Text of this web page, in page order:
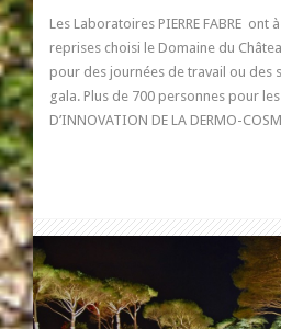
Les Laboratoires PIERRE FABRE ont
reprises choisi le Domaine du
pour des journées de travail ou des
gala. Plus de 700 personnes pour les
D’INNOVATION DE LA DERMO-